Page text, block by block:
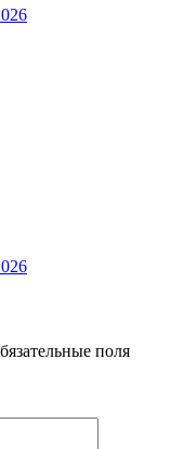
поля